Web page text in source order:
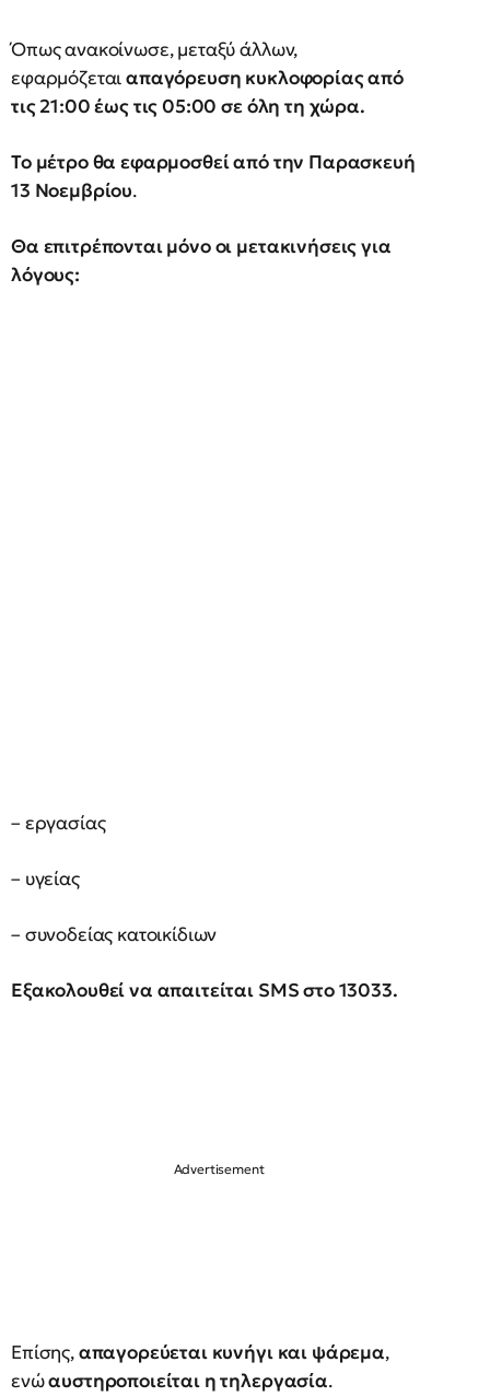
Όπως ανακοίνωσε, μεταξύ άλλων,
εφαρμόζεταιαπαγόρευση κυκλοφορίας από
τις 21:00 έως τις 05:00 σε όλη τη χώρα.
Το μέτρο θα εφαρμοσθεί από την Παρασκευή
13 Νοεμβρίου.
Θα επιτρέπονται μόνο οι μετακινήσεις για
λόγους:
– εργασίας
– υγείας
– συνοδείας κατοικίδιων
Εξακολουθεί να απαιτείται SMS στο 13033.
Επίσης,απαγορεύεται κυνήγι και ψάρεμα,
ενώαυστηροποιείται η τηλεργασία.